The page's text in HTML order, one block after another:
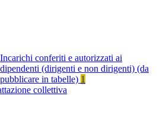
Incarichi conferiti e autorizzati ai
dipendenti (dirigenti e non dirigenti) (da
pubblicare in tabelle) 1
collettiva